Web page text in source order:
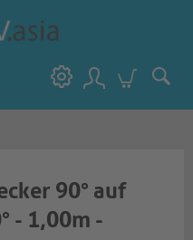
90° auf
- 1,00m -